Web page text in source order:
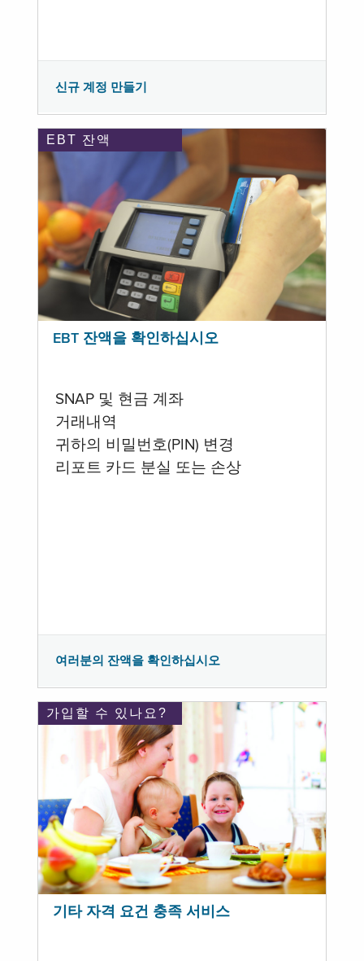
신규 계정 만들기
EBT 잔액
EBT 잔액을 확인하십시오
SNAP 및 현금 계좌
거래내역
귀하의 비밀번호(PIN) 변경
리포트 카드 분실 또는 손상
여러분의 잔액을 확인하십시오
가입할 수 있나요?
기타 자격 요건 충족 서비스